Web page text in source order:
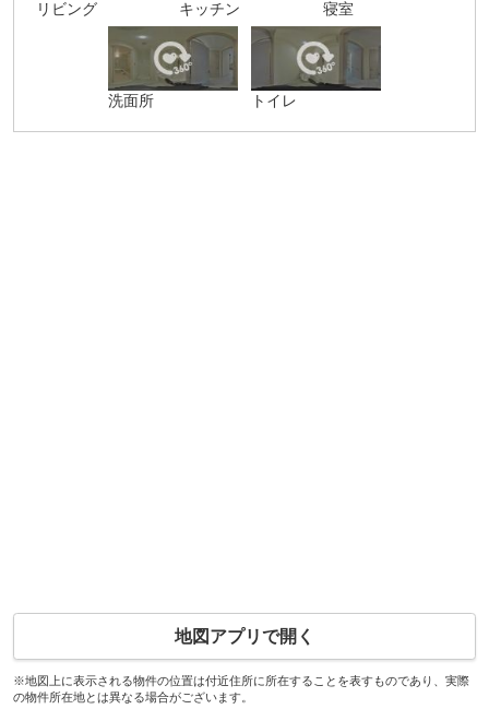
リビング キッチン 寝室
洗面所 トイレ
地図アプリで開く
※地図上に表示される物件の位置は付近住所に所在することを表すものであり、実際
の物件所在地とは異なる場合がございます。